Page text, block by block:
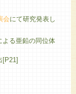
会にて研究発表し
よる亜鉛の同位体
[P21]